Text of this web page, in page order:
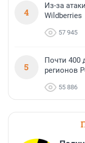
4
Из-за
Wildberries
57 945
5
Почти 400
регионов
55 886